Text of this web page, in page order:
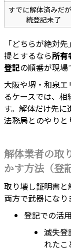
すでに解体済みだ
続登記未了
「どちらが絶対
提とするなら所有
登記の順番が現場
大阪や堺・和泉
るケースでは、
す。解体だけ先に
法務局とのやりと
解体業者の取
かす方法（登
取り壊し証明書
両方で武器になり
登記での活
滅失登
れたこ